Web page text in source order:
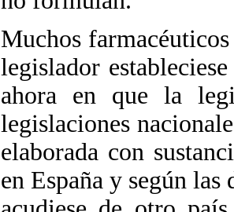
Muchos
legislador
ahora en que la
legislaciones
elaborada con
en España y según